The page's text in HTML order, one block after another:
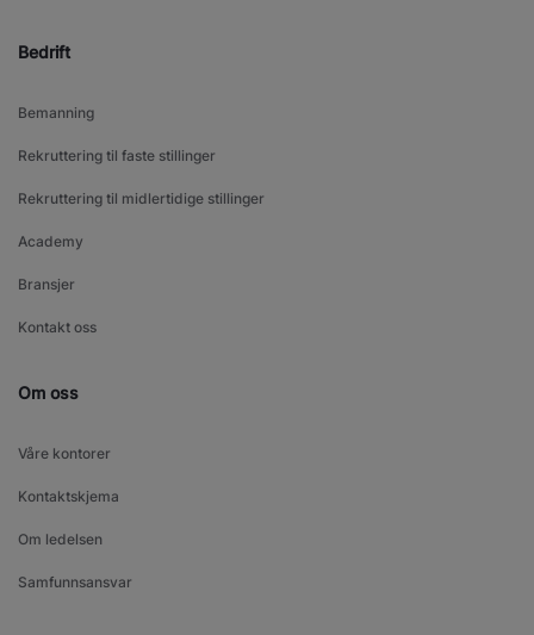
Bedrift
Bemanning
Rekruttering til faste stillinger
Rekruttering til midlertidige stillinger
Academy
Bransjer
Kontakt oss
Om oss
Våre kontorer
Kontaktskjema
Om ledelsen
Samfunnsansvar